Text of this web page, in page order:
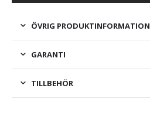
ÖVRIG PRODUKTINFORMATION
GARANTI
TILLBEHÖR